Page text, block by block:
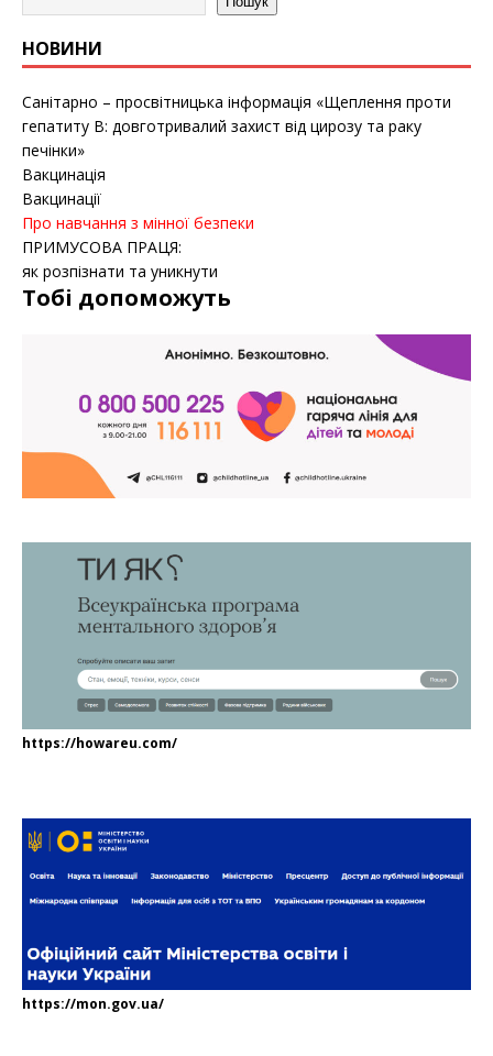
НОВИНИ
Санітарно – просвітницька інформація «Щеплення проти
гепатиту B: довготривалий захист від цирозу та раку
печінки»
Вакцинація
Вакцинації
Про навчання з мінної безпеки
ПРИМУСОВА ПРАЦЯ:
як розпізнати та уникнути
Тобі допоможуть
https://howareu.com/
https://mon.gov.ua/